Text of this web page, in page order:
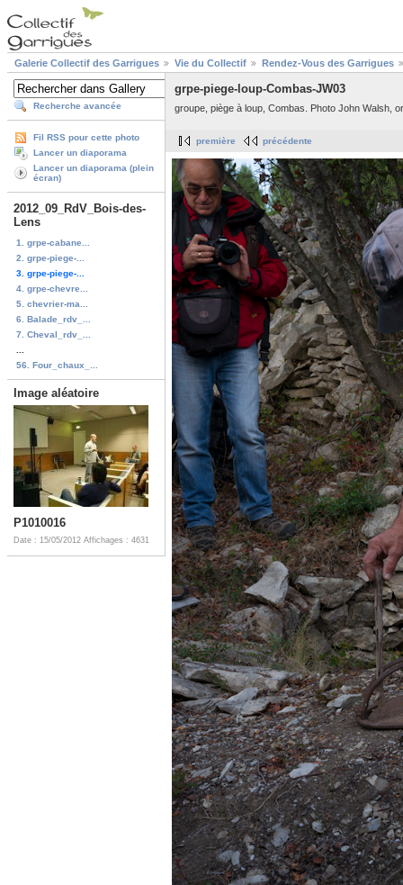
Galerie Collectif des Garrigues Vie du Collectif Rendez-Vous des Garrigues
Recherche avancée
Fil RSS pour cette photo
Lancer un diaporama
Lancer un diaporama (plein
écran)
2012_09_RdV_Bois-des-
Lens
1. grpe-cabane...
2. grpe-piege-...
3. grpe-piege-...
4. grpe-chevre...
5. chevrier-ma...
6. Balade_rdv_...
7. Cheval_rdv_...
56. Four_chaux_...
Image aléatoire
P1010016
Date : 15/05/2012 Affichages : 4631
grpe-piege-loup-Combas-JW03
groupe, piège à loup, Combas. Photo John Walsh,
première précédente